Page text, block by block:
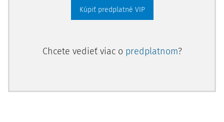
Kúpiť predplatné VIP
Chcete vedieť viac o predplatnom?